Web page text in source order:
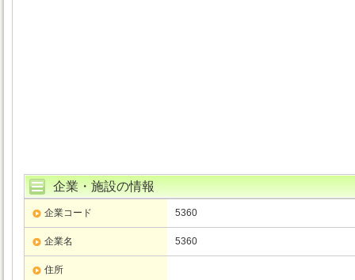
企業・施設の情報
企業コード 5360
企業名 5360
住所